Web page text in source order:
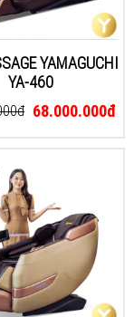
YAMAGUCHI
YA-460
68.000.000đ